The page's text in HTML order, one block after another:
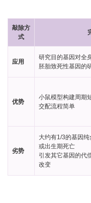
敲除方
式
应用
研究目的基因对全
胚胎致死性基因的
优势
小鼠模型构建周期
交配流程简单
劣势
大约有1/3的基因
或出生期死亡
引发其它基因的代
改变